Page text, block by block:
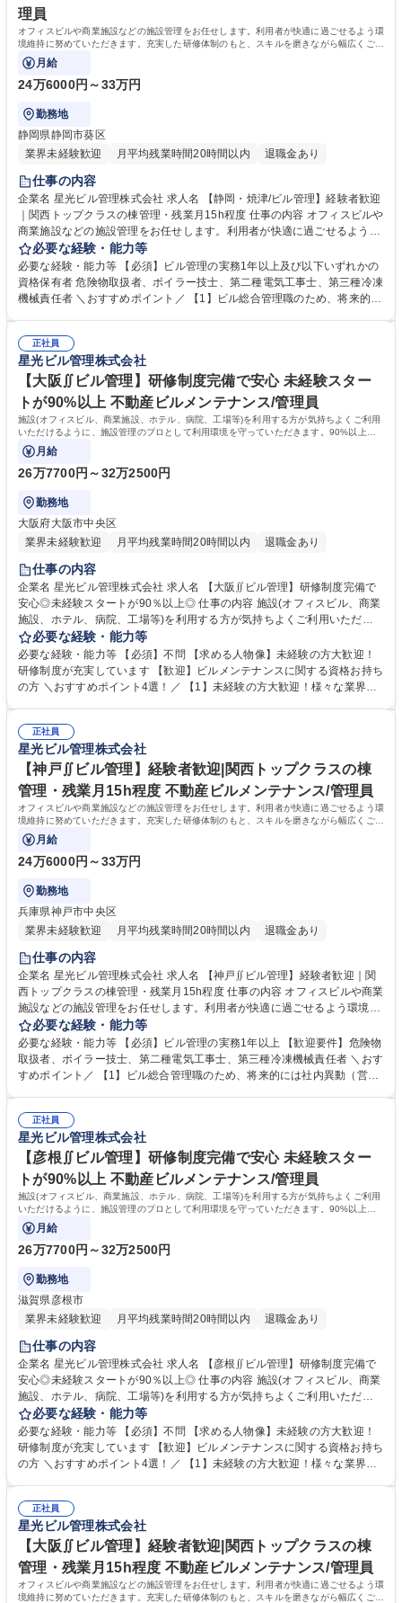
理員
オフィスビルや商業施設などの施設管理をお任せします。利用者が快適に過ごせるよう環
境維持に努めていただきます。充実した研修体制のもと、スキルを磨きながら幅広くご活
躍いただけるポジションです。
月給
24万6000円～33万円
勤務地
静岡県静岡市葵区
業界未経験歓迎
月平均残業時間20時間以内 退職金あり
仕事の内容
企業名 星光ビル管理株式会社 求人名 【静岡・焼津/ビル管理】経験者歓迎
｜関西トップクラスの棟管理・残業月15h程度 仕事の内容 オフィスビルや
商業施設などの施設管理をお任せします。利用者が快適に過ごせるよう環
境維持に努めていただきます。充実した研修体制のもと、スキルを磨きな
がら幅広くご活躍いただけるポジションです。 ■建物内の巡回、モニター
チェック ■各種工事に伴う立ち合い業務 ■定期点検のスケジュール作成/各
テナント工事、点検情報の広報や案内 ■緊急時対応（地震発生後の点検、
岡・焼津/ビル管理】経験者歓迎｜関西トップクラスの棟管理・残業月15h
程度
必要な経験・能力等
必要な経験・能力等 【必須】ビル管理の実務1年以上及び以下いずれかの
資格保有者 危険物取扱者、ボイラー技士、第二種電気工事士、第三種冷凍
機械責任者 ＼おすすめポイント／ 【1】ビル総合管理職のため、将来的に
プクラス。さらに日本生命保険相互会社の緊密企業であるため、安心して
長くご活躍いただけます。 【3】平均月残業15h程度。プライベートとの
両立も可能です。 学歴・資格 学歴：大学院 大学 高専 短大 専修学校 高校
語学力： 資格：危険物取扱者 ボイラー技士 第二種電気工事士
正社員
星光ビル管理株式会社
【大阪∬ビル管理】研修制度完備で安心 未経験スター
トが90%以上 不動産ビルメンテナンス/管理員
施設(オフィスビル、商業施設、ホテル、病院、工場等)を利用する方が気持ちよくご利用
いただけるように、施設管理のプロとして利用環境を守っていただきます。90%以上の
社員が未経験スタートで活躍しています！
月給
26万7700円～32万2500円
勤務地
大阪府大阪市中央区
業界未経験歓迎
月平均残業時間20時間以内 退職金あり
仕事の内容
企業名 星光ビル管理株式会社 求人名 【大阪∬ビル管理】研修制度完備で
安心◎未経験スタートが90％以上◎ 仕事の内容 施設(オフィスビル、商業
施設、ホテル、病院、工場等)を利用する方が気持ちよくご利用いただけ
るように、施設管理のプロとして利用環境を守っていただきます。90%以
上の社員が未経験スタートで活躍しています！ ■建物内の巡回、モニター
チェック ■各種工事に伴う立ち合い業務 ■定期点検のスケジュール作成/各
テナント工事、点検情報の広報や案内 ■緊急時対応（地震発生後の点検、
阪∬ビル管理】研修制度完備で安心◎未経験スタートが90％以上◎
必要な経験・能力等
必要な経験・能力等 【必須】不問 【求める人物像】未経験の方大歓迎！
研修制度が充実しています 【歓迎】ビルメンテナンスに関する資格お持ち
の方 ＼おすすめポイント4選！／ 【1】未経験の方大歓迎！様々な業界か
ポートします！ 【4】平均月残業15h程度。プライベートとの両立も可能
です！ →お人柄採用です！気になる方は【応募ボタン】をプッシュ！ 学
歴・資格 学歴：大学院 大学 高専 短大 専修学校 高校 語学力： 資格：危険
物取扱者 ボイラー技士 第二種電気工事士
正社員
星光ビル管理株式会社
【神戸∬ビル管理】経験者歓迎|関西トップクラスの棟
管理・残業月15h程度 不動産ビルメンテナンス/管理員
オフィスビルや商業施設などの施設管理をお任せします。利用者が快適に過ごせるよう環
境維持に努めていただきます。充実した研修体制のもと、スキルを磨きながら幅広くご活
躍いただけるポジションです。
月給
24万6000円～33万円
勤務地
兵庫県神戸市中央区
業界未経験歓迎
月平均残業時間20時間以内 退職金あり
仕事の内容
企業名 星光ビル管理株式会社 求人名 【神戸∬ビル管理】経験者歓迎｜関
西トップクラスの棟管理・残業月15h程度 仕事の内容 オフィスビルや商業
施設などの施設管理をお任せします。利用者が快適に過ごせるよう環境維
持に努めていただきます。充実した研修体制のもと、スキルを磨きながら
幅広くご活躍いただけるポジションです。 ■建物内の巡回、モニターチェ
ック ■各種工事に伴う立ち合い業務 ■定期点検のスケジュール作成/各テナ
ント工事、点検情報の広報や案内 ■緊急時対応（地震発生後の点検、火災
ビル管理】経験者歓迎｜関西トップクラスの棟管理・残業月15h程度
必要な経験・能力等
必要な経験・能力等 【必須】ビル管理の実務1年以上 【歓迎要件】危険物
取扱者、ボイラー技士、第二種電気工事士、第三種冷凍機械責任者 ＼おす
すめポイント／ 【1】ビル総合管理職のため、将来的には社内異動（営
に日本生命保険相互会社の緊密企業であるため、安心して長くご活躍いた
だけます。 【3】平均月残業15h程度。プライベートとの両立も可能で
す。 学歴・資格 学歴：大学院 大学 高専 短大 専修学校 高校 語学力： 資
格：危険物取扱者 ボイラー技士 第二種電気工事士
正社員
星光ビル管理株式会社
【彦根∬ビル管理】研修制度完備で安心 未経験スター
トが90%以上 不動産ビルメンテナンス/管理員
施設(オフィスビル、商業施設、ホテル、病院、工場等)を利用する方が気持ちよくご利用
いただけるように、施設管理のプロとして利用環境を守っていただきます。90%以上の
社員が未経験スタートで活躍しています！
月給
26万7700円～32万2500円
勤務地
滋賀県彦根市
業界未経験歓迎
月平均残業時間20時間以内 退職金あり
仕事の内容
企業名 星光ビル管理株式会社 求人名 【彦根∬ビル管理】研修制度完備で
安心◎未経験スタートが90％以上◎ 仕事の内容 施設(オフィスビル、商業
施設、ホテル、病院、工場等)を利用する方が気持ちよくご利用いただけ
るように、施設管理のプロとして利用環境を守っていただきます。90%以
上の社員が未経験スタートで活躍しています！ ■建物内の巡回、モニター
チェック ■各種工事に伴う立ち合い業務 ■定期点検のスケジュール作成/各
テナント工事、点検情報の広報や案内 ■緊急時対応（地震発生後の点検、
根∬ビル管理】研修制度完備で安心◎未経験スタートが90％以上◎
必要な経験・能力等
必要な経験・能力等 【必須】不問 【求める人物像】未経験の方大歓迎！
研修制度が充実しています 【歓迎】ビルメンテナンスに関する資格お持ち
の方 ＼おすすめポイント4選！／ 【1】未経験の方大歓迎！様々な業界か
ポートします！ 【4】平均月残業15h程度。プライベートとの両立も可能
です！ →お人柄採用です！気になる方は【応募ボタン】をプッシュ！ 学
歴・資格 学歴：大学院 大学 高専 短大 専修学校 高校 語学力： 資格：危険
物取扱者 ボイラー技士 第二種電気工事士
正社員
星光ビル管理株式会社
【大阪∬ビル管理】経験者歓迎|関西トップクラスの棟
管理・残業月15h程度 不動産ビルメンテナンス/管理員
オフィスビルや商業施設などの施設管理をお任せします。利用者が快適に過ごせるよう環
境維持に努めていただきます。充実した研修体制のもと、スキルを磨きながら幅広くご活